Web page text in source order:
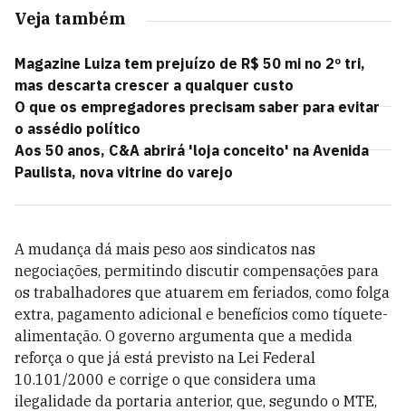
Veja também
Magazine Luiza tem prejuízo de R$ 50 mi no 2º tri,
mas descarta crescer a qualquer custo
O que os empregadores precisam saber para evitar
o assédio político
Aos 50 anos, C&A abrirá 'loja conceito' na Avenida
Paulista, nova vitrine do varejo
A mudança dá mais peso aos sindicatos nas
negociações, permitindo discutir compensações para
os trabalhadores que atuarem em feriados, como folga
extra, pagamento adicional e benefícios como tíquete-
alimentação. O governo argumenta que a medida
reforça o que já está previsto na Lei Federal
10.101/2000 e corrige o que considera uma
ilegalidade da portaria anterior, que, segundo o MTE,